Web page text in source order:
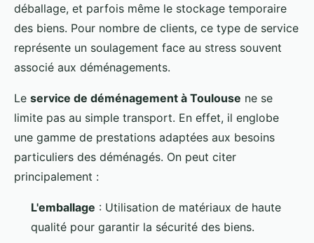
déballage, et parfois même le stockage temporaire
des biens. Pour nombre de clients, ce type de service
représente un soulagement face au stress souvent
associé aux déménagements.
Le service de déménagement à Toulouse ne se
limite pas au simple transport. En effet, il englobe
une gamme de prestations adaptées aux besoins
particuliers des déménagés. On peut citer
principalement :
L'emballage : Utilisation de matériaux de haute
qualité pour garantir la sécurité des biens.